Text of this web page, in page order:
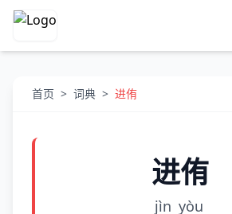
首页 > 词典 > 进侑
进侑
jìn yòu